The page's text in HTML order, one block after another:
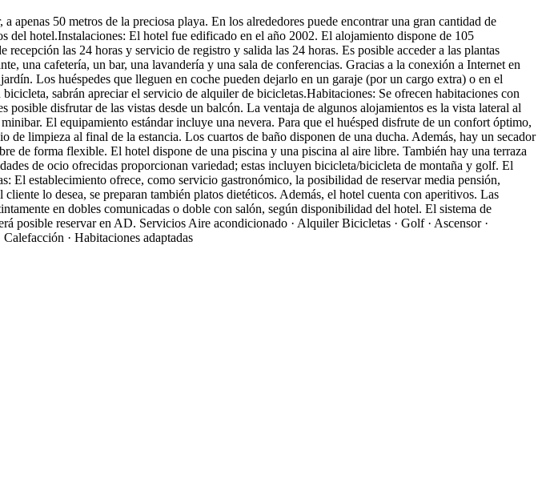
50 metros de la preciosa playa. En los alrededores puede encontrar una gran cantidad de
del hotel.Instalaciones: El hotel fue edificado en el año 2002. El alojamiento dispone de 105
las 24 horas y servicio de registro y salida las 24 horas. Es posible acceder a las plantas
una cafetería, un bar, una lavandería y una sala de conferencias. Gracias a la conexión a Internet en
Los huéspedes que lleguen en coche pueden dejarlo en un garaje (por un cargo extra) o en el
sabrán apreciar el servicio de alquiler de bicicletas.Habitaciones: Se ofrecen habitaciones con
disfrutar de las vistas desde un balcón. La ventaja de algunos alojamientos es la vista lateral al
El equipamiento estándar incluye una nevera. Para que el huésped disfrute de un confort óptimo,
limpieza al final de la estancia. Los cuartos de baño disponen de una ducha. Además, hay un secador
de forma flexible. El hotel dispone de una piscina y una piscina al aire libre. También hay una terraza
de ocio ofrecidas proporcionan variedad; estas incluyen bicicleta/bicicleta de montaña y golf. El
El establecimiento ofrece, como servicio gastronómico, la posibilidad de reservar media pensión,
lo desea, se preparan también platos dietéticos. Además, el hotel cuenta con aperitivos. Las
en dobles comunicadas o doble con salón, según disponibilidad del hotel. El sistema de
posible reservar en AD. Servicios Aire acondicionado · Alquiler Bicicletas · Golf · Ascensor ·
· Habitaciones adaptadas